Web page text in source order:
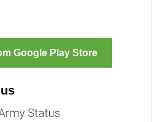
Google Play Store